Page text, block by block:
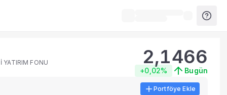
YATIRIM FONU 2,1466
+0,02% Bugün
Portföye Ekle